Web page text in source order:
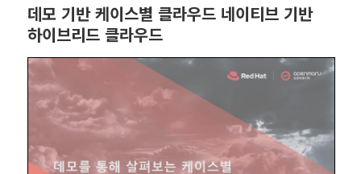
데모 기반 케이스별 클라우드 네이티브 기반
하이브리드 클라우드